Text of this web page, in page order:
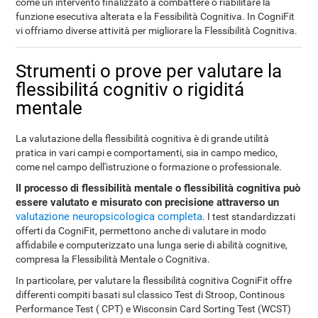
funzione esecutiva alterata e la Fessibilità Cognitiva. In CogniFit
vi offriamo diverse attività per migliorare la Flessibilità Cognitiva.
Strumenti o prove per valutare la
flessibilitá cognitiv o rigiditá
mentale
La valutazione della flessibilità cognitiva è di grande utilità
pratica in vari campi e comportamenti, sia in campo medico,
come nel campo dell'istruzione o formazione o professionale.
Il processo di flessibilità mentale o flessibilità cognitiva può
essere valutato e misurato con precisione attraverso un
valutazione neuropsicologica completa. I test standardizzati
offerti da CogniFit, permettono anche di valutare in modo
affidabile e computerizzato una lunga serie di abilità cognitive,
compresa la Flessibilità Mentale o Cognitiva.
In particolare, per valutare la flessibilità cognitiva CogniFit offre
differenti compiti basati sul classico Test di Stroop, Continous
Performance Test ( CPT) e Wisconsin Card Sorting Test (WCST)